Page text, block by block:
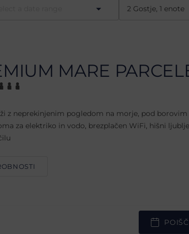
MARE
z neprekinjenim pogledom na morje, pod borovim
za elektriko in vodo, brezplačen WiFi, hišni